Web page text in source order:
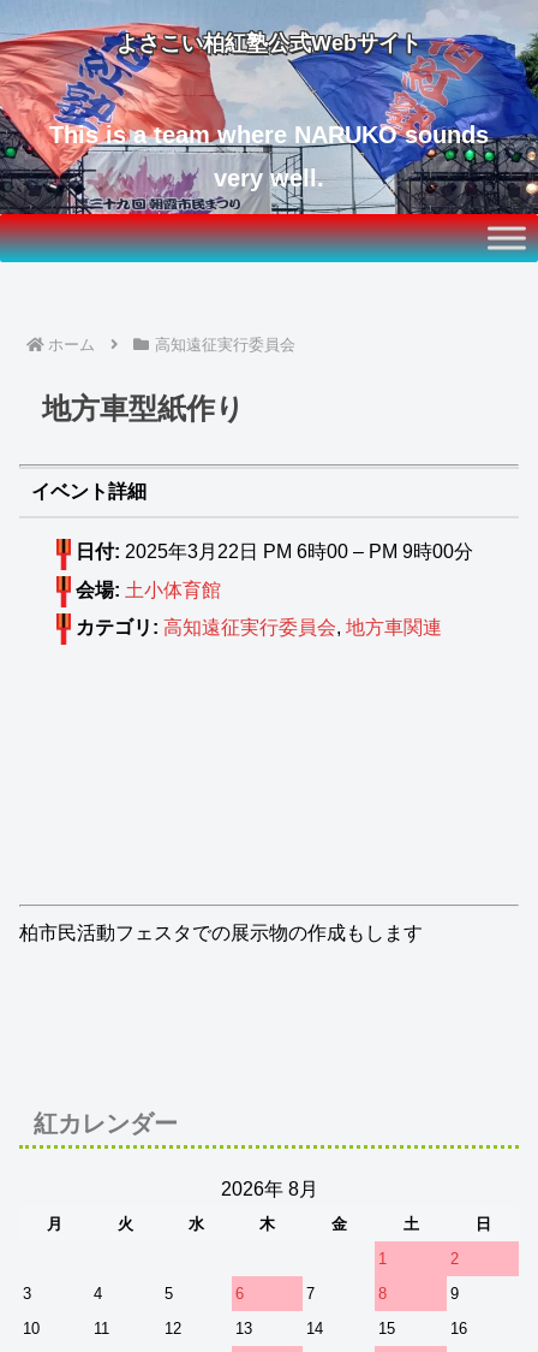
よさこい柏紅塾公式Webサイト
This is a team where NARUKO sounds
very well.
ホーム 高知遠征実行委員会
地方車型紙作り
イベント詳細
日付: 2025年3月22日 PM 6時00 – PM 9時00分
会場: 土小体育館
カテゴリ: 高知遠征実行委員会,地方車関連
柏市民活動フェスタでの展示物の作成もします
紅カレンダー
2026年 8月
月 火 水 木 金 土
日
1
2
3
4 5 6 7 8
9
10
11 12 13 14 15
16